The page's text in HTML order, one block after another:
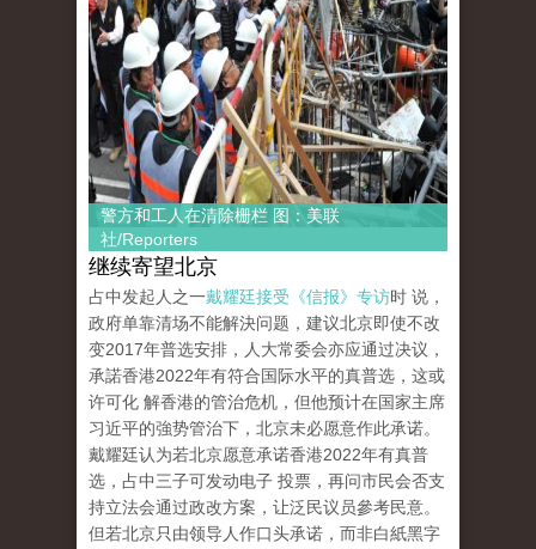
警方和工人在清除栅栏 图：美联
社/Reporters
继续寄望北京
占中发起人之一戴耀廷接受《信报》专访时 说，
政府单靠清场不能解決问题，建议北京即使不改
变2017年普选安排，人大常委会亦应通过决议，
承諾香港2022年有符合国际水平的真普选，这或
许可化 解香港的管治危机，但他预计在国家主席
习近平的強势管治下，北京未必愿意作此承诺。
戴耀廷认为若北京愿意承诺香港2022年有真普
选，占中三子可发动电子 投票，再问市民会否支
持立法会通过政改方案，让泛民议员參考民意。
但若北京只由领导人作口头承诺，而非白紙黑字